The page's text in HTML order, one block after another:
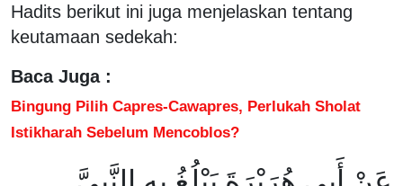
Hadits berikut ini juga menjelaskan tentang
keutamaan sedekah:
Baca Juga :
Bingung Pilih Capres-Cawapres, Perlukah Sholat
Istikharah Sebelum Mencoblos?